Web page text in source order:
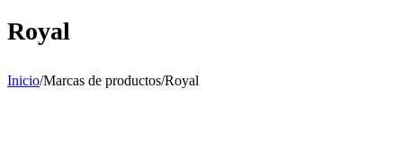
Royal
Inicio/Marcas de productos/Royal